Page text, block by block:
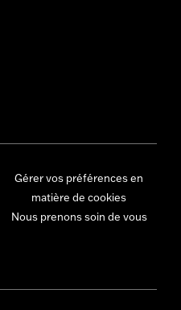
Gérer vos préférences en
matière de cookies
Nous prenons soin de vous